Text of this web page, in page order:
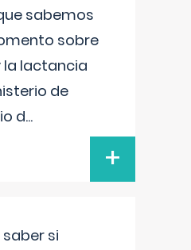
sabemos
sobre
la lactancia
de
d...
+
si